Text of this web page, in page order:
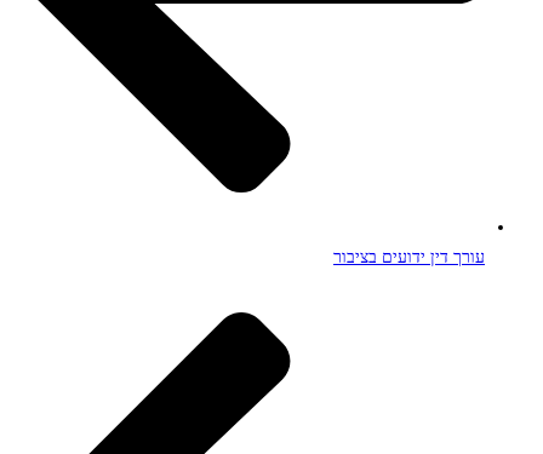
עורך דין ידועים בציבור